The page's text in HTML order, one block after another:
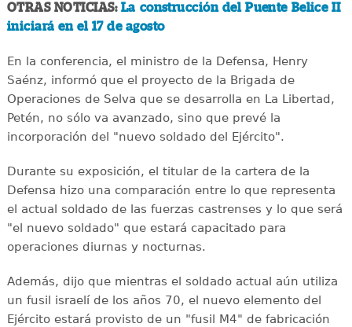
OTRAS NOTICIAS:La construcción del Puente Belice II
iniciará en el 17 de agosto
En la conferencia, el ministro de la Defensa, Henry
Saénz, informó que el proyecto de la Brigada de
Operaciones de Selva que se desarrolla en La Libertad,
Petén, no sólo va avanzado, sino que prevé la
incorporación del "nuevo soldado del Ejército".
Durante su exposición, el titular de la cartera de la
Defensa hizo una comparación entre lo que representa
el actual soldado de las fuerzas castrenses y lo que será
"el nuevo soldado" que estará capacitado para
operaciones diurnas y nocturnas.
Además, dijo que mientras el soldado actual aún utiliza
un fusil israelí de los años 70, el nuevo elemento del
Ejército estará provisto de un "fusil M4" de fabricación